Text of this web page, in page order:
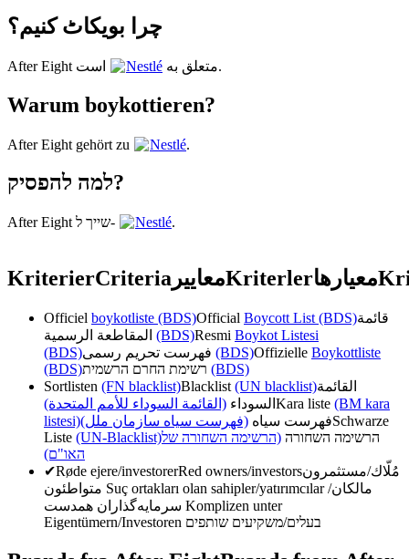
چرا بویکاٹ کنیم؟
After Eight متعلق به Nestlé است.
Warum boykottieren?
After Eight gehört zu Nestlé.
למה להפסיק?
After Eight שייך ל- Nestlé.
KriterierCriteria معاييرKriterlerمعیارها
Officiel boykotliste (BDS)Official Boycott List (BDS)قائمة
(BDS)Resmi Boykot Listesi
(BDS)
(BDS)Offizielle Boykottliste
(BDS)
(BDS)
Sortlisten (FN blacklist)Blacklist (UN blacklist)القائمة
السوداء (القائمة السوداء للأمم المتحدة) Kara liste (BM kara
listesi)
فهرست سیاه (فهرست سیاه سازمان ملل)
Schwarze
Liste (UN-Blacklist) הרשימה השחורה (הרשימה השחורה של
האו"ם)
✔Røde ejere/investorerRed owners/investorsمُلّاك/مستثمرون
Suç ortakları olan sahipler/yatırımcılarمالکان/
Komplizen unter
Eigentümern/Investoren בעלים/משקיעים שותפים